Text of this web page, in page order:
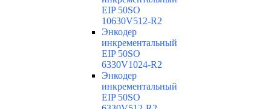
EIP 50SO
10630V512-R2
Энкодер
инкрементальный
EIP 50SO
6330V1024-R2
Энкодер
инкрементальный
EIP 50SO